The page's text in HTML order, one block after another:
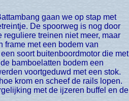
De spoorweg is nog door
treinen niet meer, maar
frame met een bodem van
soort buitenboordmotor die met
bamboelatten bodem een
voortgeduwd met een stok.
krom en scheef de rails lopen.
met de ijzeren buffel en de